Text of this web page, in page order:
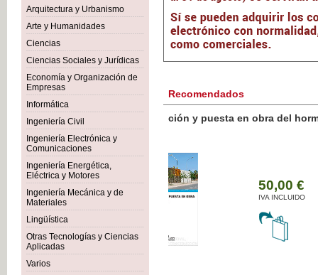
Arquitectura y Urbanismo
Arte y Humanidades
Ciencias
Ciencias Sociales y Jurídicas
Economía y Organización de
Empresas
Informática
Ingeniería Civil
Ingeniería Electrónica y
Comunicaciones
Ingeniería Energética,
Eléctrica y Motores
Ingeniería Mecánica y de
Materiales
Lingüística
Otras Tecnologías y Ciencias
Aplicadas
Varios
Recomendados
Botánica Agroalimentaria
IVA